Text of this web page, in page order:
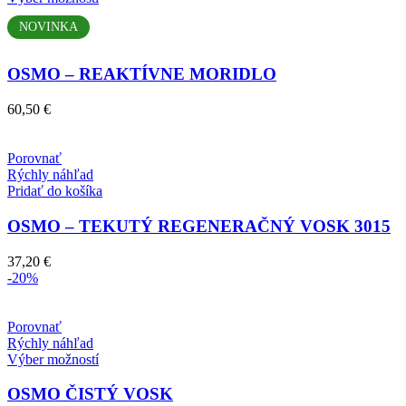
variantov.
Možnosti
NOVINKA
OSMO – REAKTÍVNE MORIDLO
60,50 €
Porovnať
Rýchly náhľad
Pridať do košíka
OSMO – TEKUTÝ REGENERAČNÝ VOSK 3015
37,20 €
-20%
Porovnať
Rýchly náhľad
Výber možnostíTento
má
OSMO ČISTÝ VOSK